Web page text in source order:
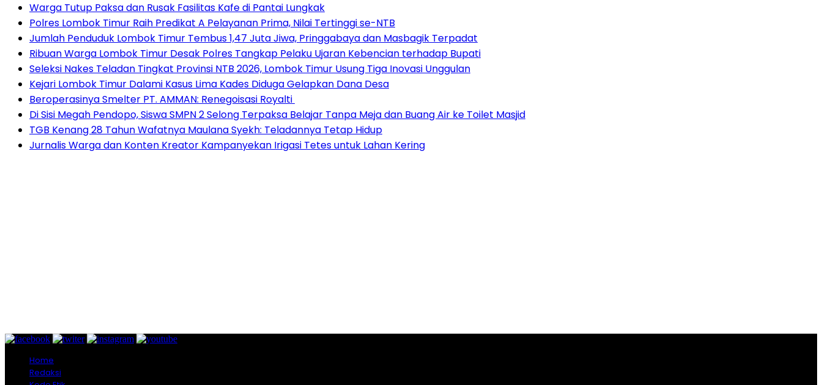
Warga Tutup Paksa dan Rusak Fasilitas Kafe di Pantai Lungkak
Polres Lombok Timur Raih Predikat A Pelayanan Prima, Nilai Tertinggi se-NTB
Jumlah Penduduk Lombok Timur Tembus 1,47 Juta Jiwa, Pringgabaya dan Masbagik Terpadat
Ribuan Warga Lombok Timur Desak Polres Tangkap Pelaku Ujaran Kebencian terhadap Bupati
Seleksi Nakes Teladan Tingkat Provinsi NTB 2026, Lombok Timur Usung Tiga Inovasi Unggulan
Kejari Lombok Timur Dalami Kasus Lima Kades Diduga Gelapkan Dana Desa
Beroperasinya Smelter PT. AMMAN: Renegoisasi Royalti
Di Sisi Megah Pendopo, Siswa SMPN 2 Selong Terpaksa Belajar Tanpa Meja dan Buang Air ke Toilet Masjid
TGB Kenang 28 Tahun Wafatnya Maulana Syekh: Teladannya Tetap Hidup
Jurnalis Warga dan Konten Kreator Kampanyekan Irigasi Tetes untuk Lahan Kering
Home
Redaksi